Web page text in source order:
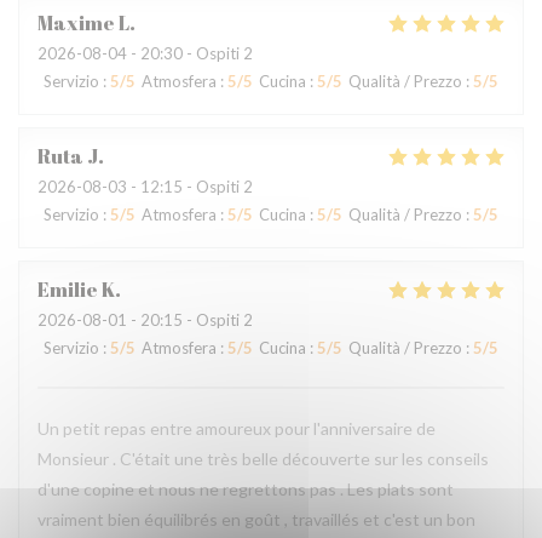
MaximeL
2026-08-04 - 20:30 - Ospiti 2
Servizio : 5/5 Atmosfera : 5/5 Cucina : 5/5 Qualità / Prezzo : 5/5
Ruta J
2026-08-03 - 12:15 - Ospiti 2
Servizio : 5/5 Atmosfera : 5/5 Cucina : 5/5 Qualità / Prezzo :5/5
EmilieK
2026-08-01 - 20:15 - Ospiti 2
Servizio : 5/5 Atmosfera : 5/5 Cucina :5/5 Qualità / Prezzo :5/5
Un petit repas entre amoureux pour l'anniversaire de
Monsieur . C'était une très belle découverte sur les conseils
d'une copine et nous ne regrettons pas . Les plats sont
vraiment bien équilibrés en goût , travaillés et c'est un bon